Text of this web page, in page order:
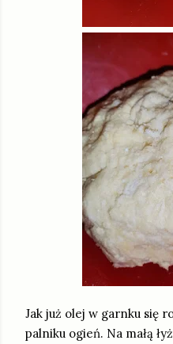
Jak już olej w garnku się
palniku ogień. Na małą